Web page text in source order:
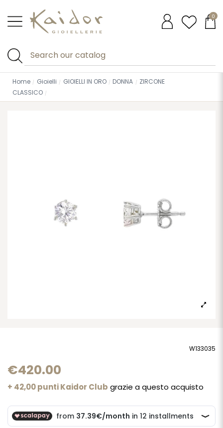
0
Home Gioielli GIOIELLI IN ORO DONNA
ZIRCONE
CLASSICO
W133035
€420.00
+ 42,00 punti Kaidor Club grazie a questo acquisto